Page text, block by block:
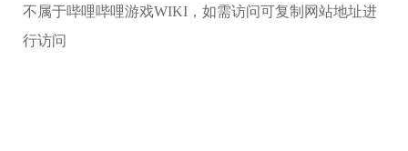
不属于哔哩哔哩游戏WIKI，如需访问可复制网站地址进
行访问